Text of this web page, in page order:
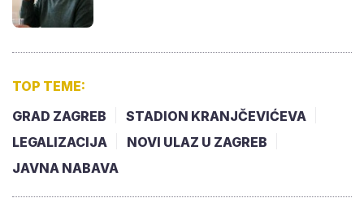
TOP TEME:
GRAD ZAGREB
STADION KRANJČEVIĆEVA
LEGALIZACIJA
NOVI ULAZ U ZAGREB
JAVNA NABAVA